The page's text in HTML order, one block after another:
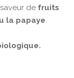
de fruits
la papaye.